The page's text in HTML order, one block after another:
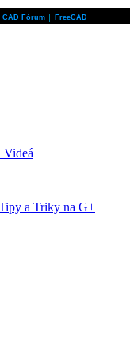
CAD Fórum│ FreeCAD